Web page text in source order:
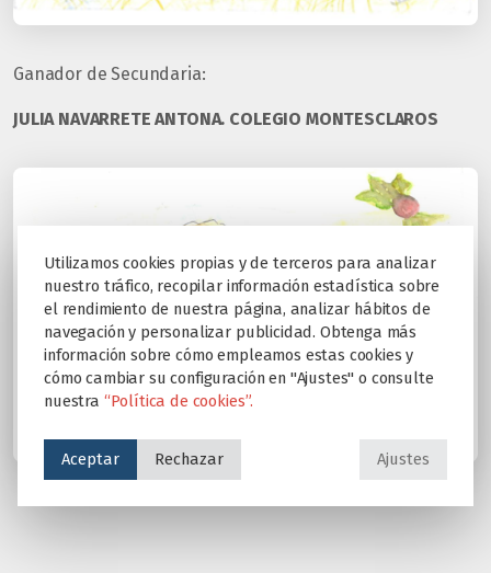
Ganador de Secundaria:
JULIA NAVARRETE ANTONA. COLEGIO MONTESCLAROS
Utilizamos cookies propias y de terceros para analizar
nuestro tráfico, recopilar información estadística sobre
el rendimiento de nuestra página, analizar hábitos de
navegación y personalizar publicidad. Obtenga más
información sobre cómo empleamos estas cookies y
cómo cambiar su configuración en "Ajustes" o consulte
nuestra “Política de cookies”.
Aceptar Rechazar Ajustes